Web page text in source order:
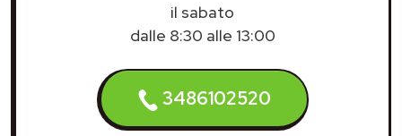
il sabato
dalle 8:30 alle 13:00
3486102520